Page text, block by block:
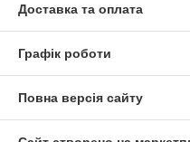
Доставка та оплата
Графік роботи
Повна версія сайту